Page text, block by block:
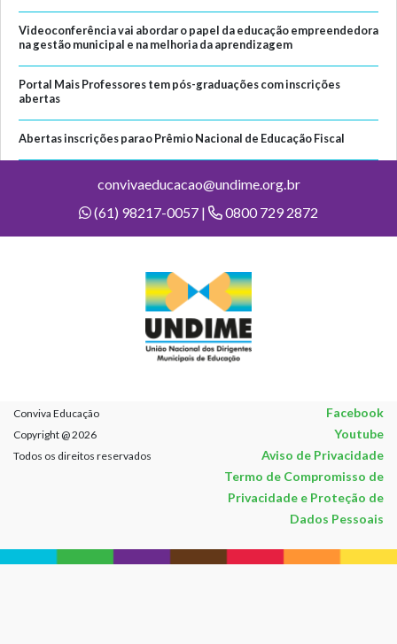
Videoconferência vai abordar o papel da educação empreendedora
na gestão municipal e na melhoria da aprendizagem
Portal Mais Professores tem pós-graduações com inscrições
abertas
Abertas inscrições para o Prêmio Nacional de Educação Fiscal
convivaeducacao@undime.org.br
(61) 98217-0057 |
0800 729 2872
Conviva Educação Facebook
Copyright @ 2026 Youtube
Todos os direitos reservados
Aviso de Privacidade
Termo de Compromisso de
Privacidade e Proteção de
Dados Pessoais